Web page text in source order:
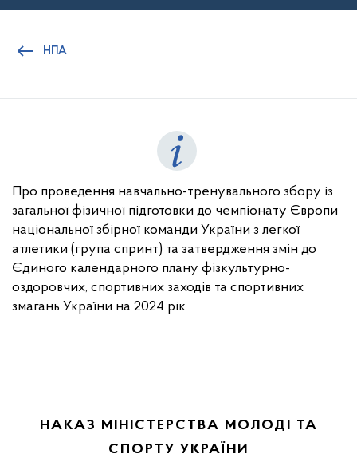
НПА
Про проведення навчально-тренувального збору із
загальної фізичної підготовки до чемпіонату Європи
національної збірної команди України з легкої
атлетики (група спринт) та затвердження змін до
Єдиного календарного плану фізкультурно-
оздоровчих, спортивних заходів та спортивних
змагань України на 2024 рік
НАКАЗ МІНІСТЕРСТВА МОЛОДІ ТА
СПОРТУ УКРАЇНИ